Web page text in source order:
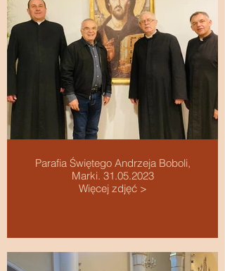
Parafia Świętego Andrzeja Boboli,
Marki. 31.05.2023
Więcej zdjęć >